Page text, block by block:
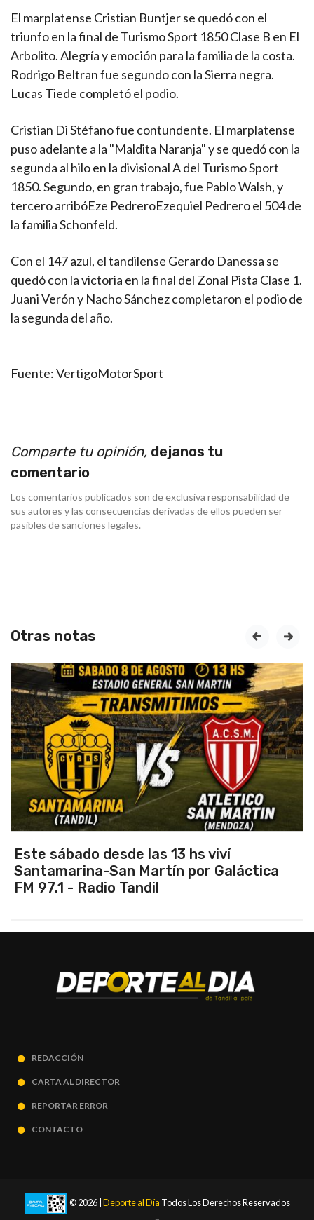
El marplatense Cristian Buntjer se quedó con el
triunfo en la final de Turismo Sport 1850 Clase B en El
Arbolito. Alegría y emoción para la familia de la costa.
Rodrigo Beltran fue segundo con la Sierra negra.
Lucas Tiede completó el podio.
Cristian Di Stéfano fue contundente. El marplatense
puso adelante a la "Maldita Naranja" y se quedó con la
segunda al hilo en la divisional A del Turismo Sport
1850. Segundo, en gran trabajo, fue Pablo Walsh, y
tercero arribóEze PedreroEzequiel Pedrero el 504 de
la familia Schonfeld.
Con el 147 azul, el tandilense Gerardo Danessa se
quedó con la victoria en la final del Zonal Pista Clase 1.
Juani Verón y Nacho Sánchez completaron el podio de
la segunda del año.
Fuente: VertigoMotorSport
Comparte tu opinión, dejanos tu
comentario
Los comentarios publicados son de exclusiva responsabilidad de
sus autores y las consecuencias derivadas de ellos pueden ser
pasibles de sanciones legales.
Otras notas
13 hs viví
por Galáctica
Vuelve el torneo
prev next
REDACCIÓN
CARTA AL DIRECTOR
REPORTAR ERROR
CONTACTO
© 2026 | Deporte al Día Todos Los Derechos Reservados